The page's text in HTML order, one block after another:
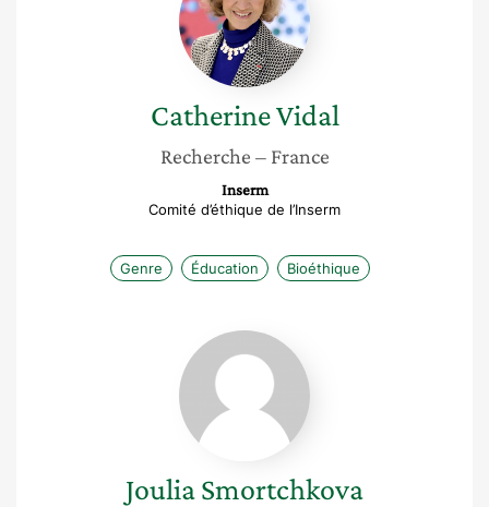
CatherineVidal
Recherche – France
Inserm
Comité d’éthique de l’Inserm
Genre Éducation Bioéthique
Joulia
Smortchkova
JouliaSmortchkova